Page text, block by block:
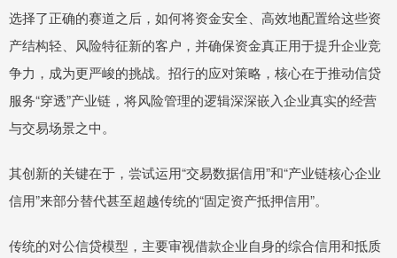
选择了正确的赛道之后，如何将资金安全、高效地配置给这些资
产结构轻、风险特征新的客户，并确保资金真正用于提升企业竞
争力，成为更严峻的挑战。招行的应对策略，核心在于推动信贷
服务“穿透”产业链，将风险管理的逻辑深深嵌入企业真实的经营
与交易场景之中。
其创新的关键在于，尝试运用“交易数据信用”和“产业链核心企业
信用”来部分替代甚至超越传统的“固定资产抵押信用”。
传统的对公信贷模型，主要审视借款企业自身的综合信用和抵质